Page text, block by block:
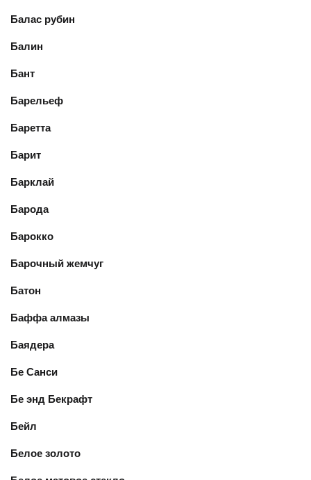
Балас рубин
Балин
Бант
Барельеф
Баретта
Барит
Барклай
Барода
Барокко
Барочный жемчуг
Батон
Баффа алмазы
Баядера
Бе Санси
Бе энд Бекрафт
Бейл
Белое золото